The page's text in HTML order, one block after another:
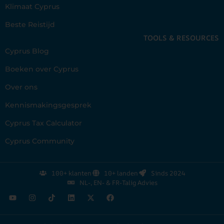
Klimaat Cyprus
Beste Reistijd
TOOLS & RESOURCES
Cyprus Blog
Boeken over Cyprus
Over ons
Kennismakingsgesprek
Cyprus Tax Calculator
Cyprus Community
100+ klanten 10+ landen
Sinds 2024
NL-, EN- & FR-Talig Advies